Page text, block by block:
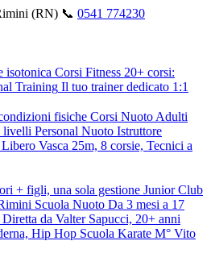
(RN) 📞 0541 774230
isotonica Corsi Fitness 20+ corsi:
Training Il tuo trainer dedicato 1:1
fisiche Corsi Nuoto Adulti
livelli Personal Nuoto Istruttore
Vasca 25m, 8 corsie, Tecnici a
+ figli, una sola gestione Junior Club
Scuola Nuoto Da 3 mesi a 17
Diretta da Valter Sapucci, 20+ anni
Hip Hop Scuola Karate M° Vito